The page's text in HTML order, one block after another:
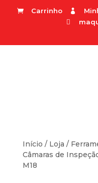
 Carrinho 

Início / Loja /
Câmaras de
M18